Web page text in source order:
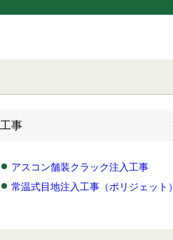
工事
アスコン舗装クラック注入工事
常温式目地注入工事（ポリジェット）